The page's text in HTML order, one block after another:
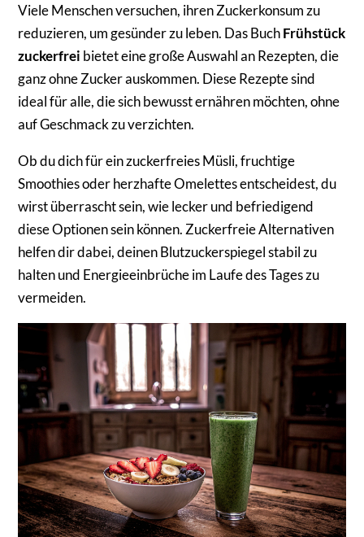
Viele Menschen versuchen, ihren Zuckerkonsum zu
reduzieren, um gesünder zu leben. Das BuchFrühstück
zuckerfrei bietet eine große Auswahl an Rezepten, die
ganz ohne Zucker auskommen. Diese Rezepte sind
ideal für alle, die sich bewusst ernähren möchten, ohne
auf Geschmack zu verzichten.
Ob du dich für ein zuckerfreies Müsli, fruchtige
Smoothies oder herzhafte Omelettes entscheidest, du
wirst überrascht sein, wie lecker und befriedigend
diese Optionen sein können. Zuckerfreie Alternativen
helfen dir dabei, deinen Blutzuckerspiegel stabil zu
halten und Energieeinbrüche im Laufe des Tages zu
vermeiden.